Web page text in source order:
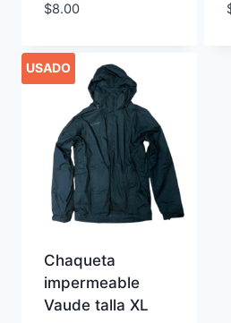
$8.00
USADO
Chaqueta
impermeable
Vaude talla XL